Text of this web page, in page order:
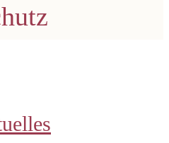
Kategorien